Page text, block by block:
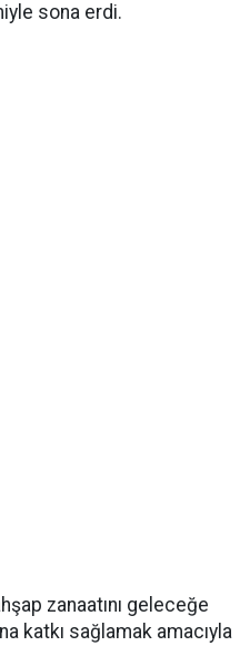
sona erdi.
zanaatını geleceğe
katkı sağlamak amacıyla